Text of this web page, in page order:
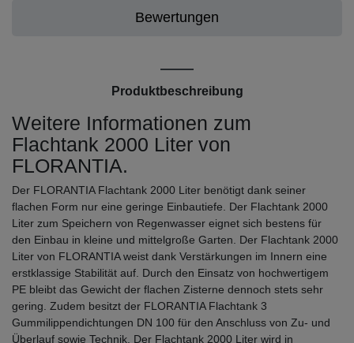
Bewertungen
Produktbeschreibung
Weitere Informationen zum
Flachtank 2000 Liter von
FLORANTIA.
Der FLORANTIA Flachtank 2000 Liter benötigt dank seiner
flachen Form nur eine geringe Einbautiefe. Der Flachtank 2000
Liter zum Speichern von Regenwasser eignet sich bestens für
den Einbau in kleine und mittelgroße Garten. Der Flachtank 2000
Liter von FLORANTIA weist dank Verstärkungen im Innern eine
erstklassige Stabilität auf. Durch den Einsatz von hochwertigem
PE bleibt das Gewicht der flachen Zisterne dennoch stets sehr
gering. Zudem besitzt der FLORANTIA Flachtank 3
Gummilippendichtungen DN 100 für den Anschluss von Zu- und
Überlauf sowie Technik. Der Flachtank 2000 Liter wird in